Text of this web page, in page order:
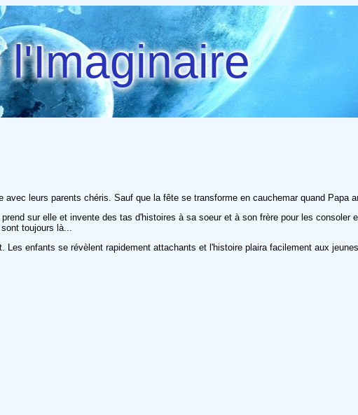
leurs parents chéris. Sauf que la fête se transforme en cauchemar quand Papa
sur elle et invente des tas d'histoires à sa soeur et à son frère pour les consoler
toujours là...
enfants se révèlent rapidement attachants et l'histoire plaira facilement aux